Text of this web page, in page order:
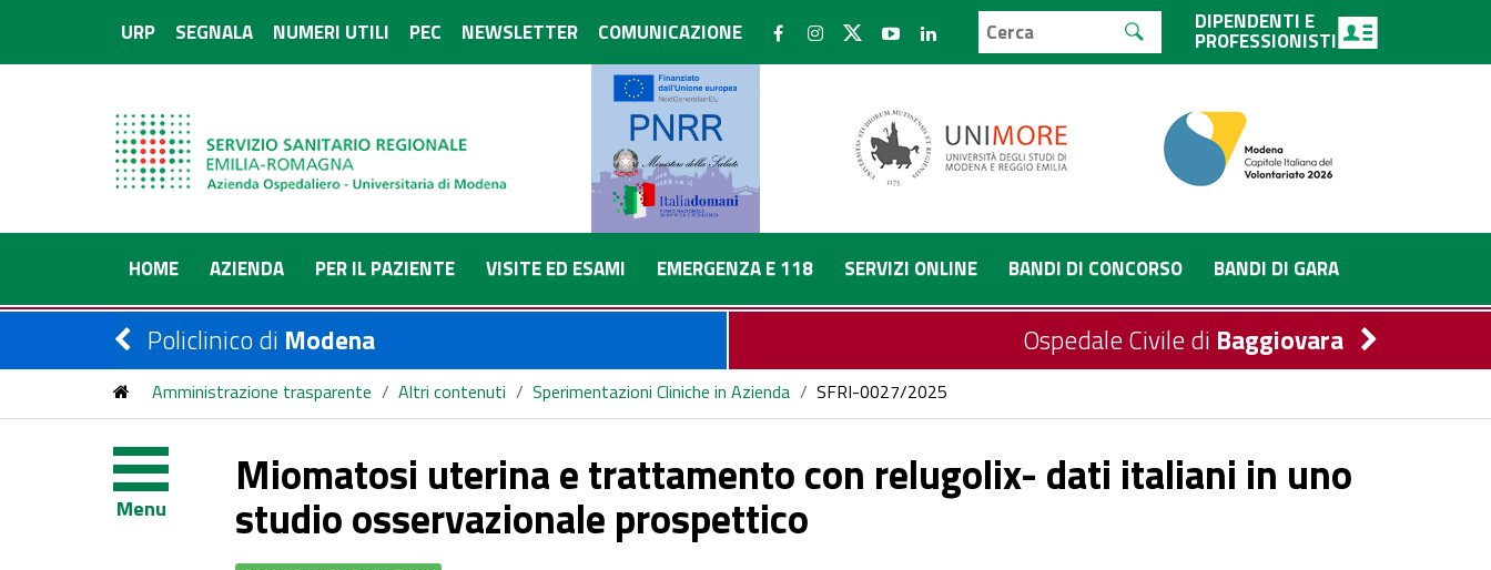
URP SEGNALA NUMERI UTILI PEC NEWSLETTER COMUNICAZIONE DIPENDENTI E
PROFESSIONISTI
HOME AZIENDA PER IL PAZIENTE VISITE ED ESAMI EMERGENZA E 118 SERVIZI ONLINE BANDI DI CONCORSO BANDI DI GARA
Policlinico di Modena Ospedale Civile di Baggiovara
Amministrazione trasparente / Altri contenuti / Sperimentazioni Cliniche in Azienda / SFRI-0027/2025
Menu
Miomatosi uterina e trattamento con relugolix- dati italiani in uno
studio osservazionale prospettico